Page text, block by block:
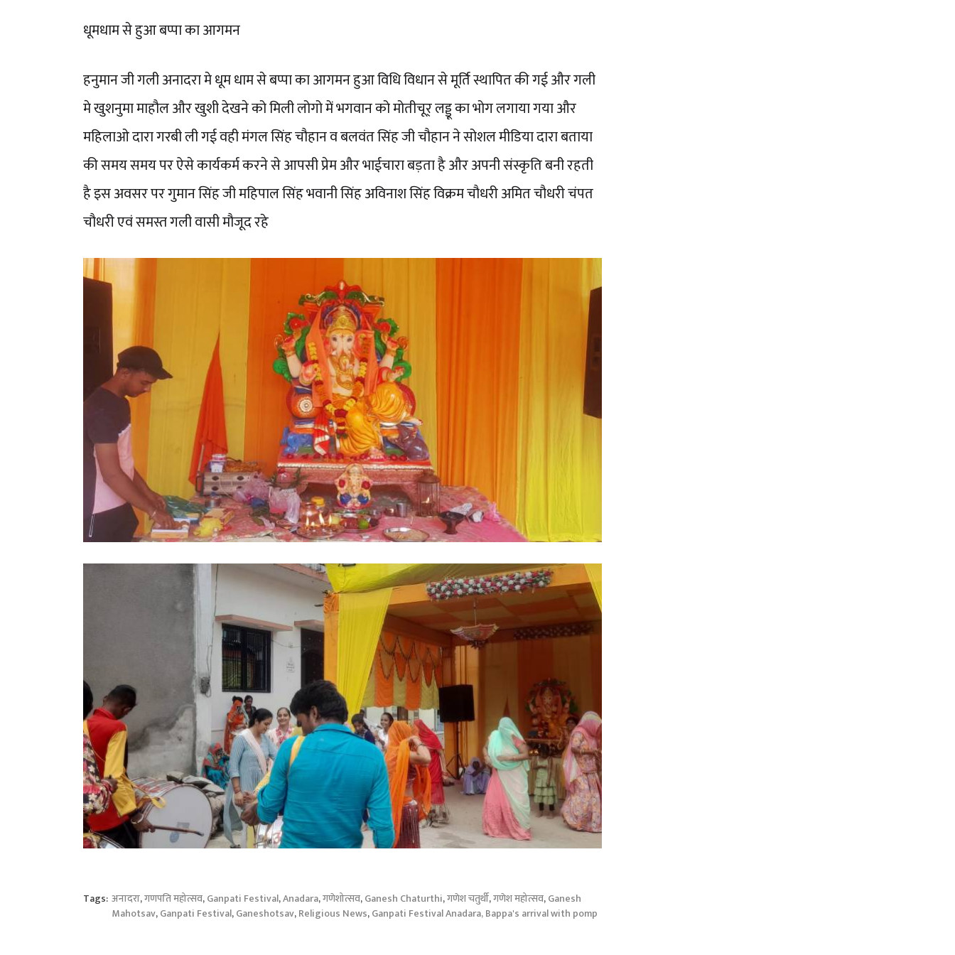
धूमधाम से हुआ बप्पा का आगमन
हनुमान जी गली अनादरा मे धूम धाम से बप्पा का आगमन हुआ विधि विधान से मूर्ति स्थापित की गई और गली
मे खुशनुमा माहौल और खुशी देखने को मिली लोगो में भगवान को मोतीचूर् लड्डू का भोग लगाया गया और
महिलाओ दारा गरबी ली गई वही मंगल सिंह चौहान व बलवंत सिंह जी चौहान ने सोशल मीडिया दारा बताया
की समय समय पर ऐसे कार्यकर्म करने से आपसी प्रेम और भाईचारा बड़ता है और अपनी संस्कृति बनी रहती
है इस अवसर पर गुमान सिंह जी महिपाल सिंह भवानी सिंह अविनाश सिंह विक्रम चौधरी अमित चौधरी चंपत
चौधरी एवं समस्त गली वासी मौजूद रहे
Tags: अनादरा,गणपति महोत्सव,Ganpati Festival,Anadara,गणेशोत्सव,Ganesh Chaturthi,गणेश चतुर्थी,गणेश महोत्सव,Ganesh
Mahotsav,Ganpati Festival,Ganeshotsav,Religious News,Ganpati Festival Anadara, Bappa's arrival with pomp